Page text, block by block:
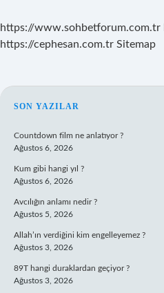
https://www.sohbetforum.com.tr
https://cephesan.com.tr Sitemap
SIDEBAR
SON YAZILAR
Countdown film ne anlatıyor ?
Ağustos 6, 2026
Kum gibi hangi yıl ?
Ağustos 6, 2026
Avcılığın anlamı nedir ?
Ağustos 5, 2026
Allah’ın verdiğini kim engelleyemez ?
Ağustos 3, 2026
89T hangi duraklardan geçiyor ?
Ağustos 3, 2026